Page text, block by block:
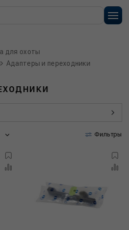
для охоты
Адаптеры и переходники
Фильтры